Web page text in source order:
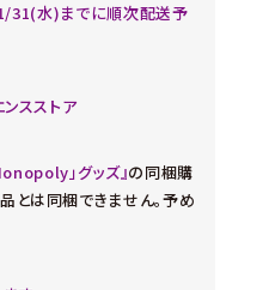
水)までに順次配送予
ンスストア
」グッズ』の同梱購
とは同梱できません。予め